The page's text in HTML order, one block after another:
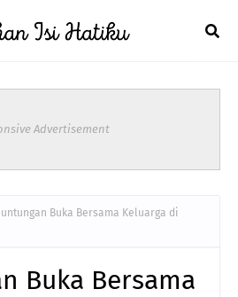
Advertisement
Buka Bersama Keluarga di
Buka Bersama